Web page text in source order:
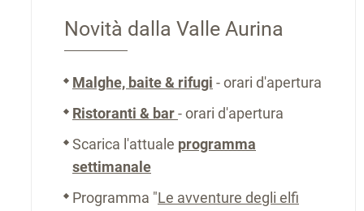
Novità dalla Valle Aurina
Malghe, baite & rifugi - orari d'apertura
Ristoranti & bar- orari d'apertura
Scarica l'attuale programma
settimanale
Programma "Le avventure degli elfi